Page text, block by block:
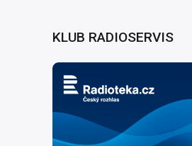
KLUB RADIOSERVIS